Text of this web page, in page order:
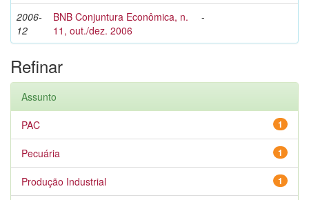
2006-
12
BNB Conjuntura Econômica, n.
11, out./dez. 2006
-
Refinar
Assunto
1
PAC
1
Pecuária
1
Produção Industrial